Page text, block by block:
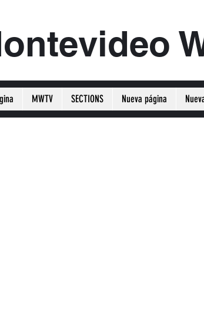
MWTV SECTIONS Nueva página